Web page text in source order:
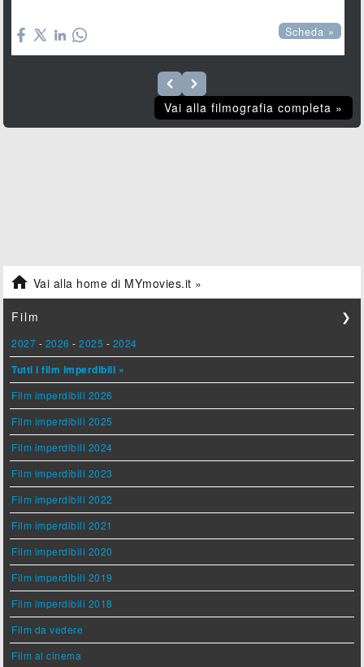
Scheda »
Vai alla filmografia completa »
 Vai alla home di MYmovies.it »
Film ❯
2027 - 2026 -2025 - 2024
Tutti i film imperdibili »
Film imperdibili 2026
Film imperdibili 2025
Film imperdibili 2024
Film imperdibili 2023
Film imperdibili 2022
Film imperdibili 2021
Film imperdibili 2020
Film imperdibili 2019
Film imperdibili 2018
Film da vedere
Film al cinema